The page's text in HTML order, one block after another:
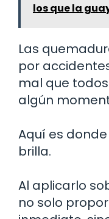
los que la
Las
por
mal que
algún
Aquí es
brilla.
Al aplicarlo
no solo